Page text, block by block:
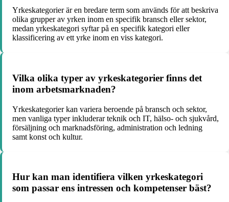
Yrkeskategorier är en bredare term som används för att beskriva
olika grupper av yrken inom en specifik bransch eller sektor,
medan yrkeskategori syftar på en specifik kategori eller
klassificering av ett yrke inom en viss kategori.
Vilka olika typer av yrkeskategorier finns det
inom arbetsmarknaden?
Yrkeskategorier kan variera beroende på bransch och sektor,
men vanliga typer inkluderar teknik och IT, hälso- och sjukvård,
försäljning och marknadsföring, administration och ledning
samt konst och kultur.
Hur kan man identifiera vilken yrkeskategori
som passar ens intressen och kompetenser bäst?